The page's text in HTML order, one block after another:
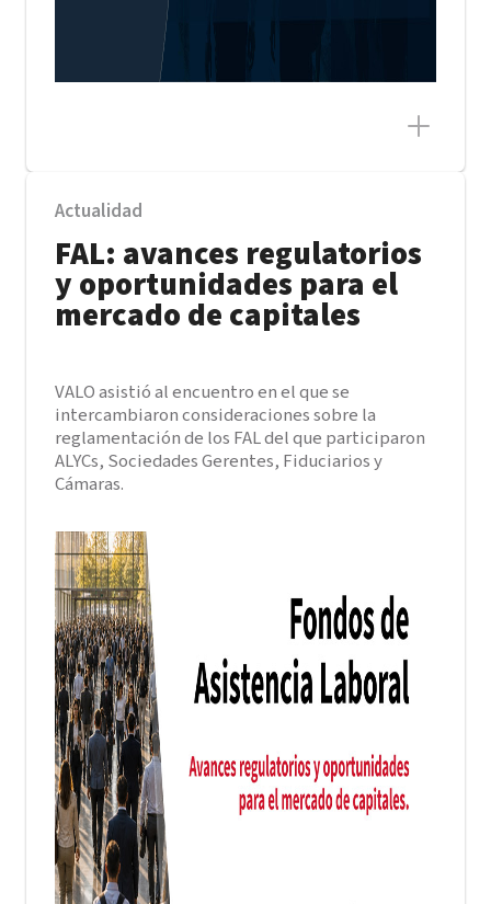
Actualidad
FAL: avances regulatorios
y oportunidades para el
mercado de capitales
VALO asistió al encuentro en el que se
intercambiaron consideraciones sobre la
reglamentación de los FAL del que participaron
ALYCs, Sociedades Gerentes, Fiduciarios y
Cámaras.